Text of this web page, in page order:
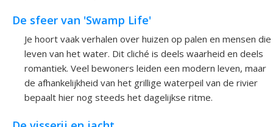
De sfeer van 'Swamp Life'
Je hoort vaak verhalen over huizen op palen en mensen die
leven van het water. Dit cliché is deels waarheid en deels
romantiek. Veel bewoners leiden een modern leven, maar
de afhankelijkheid van het grillige waterpeil van de rivier
bepaalt hier nog steeds het dagelijkse ritme.